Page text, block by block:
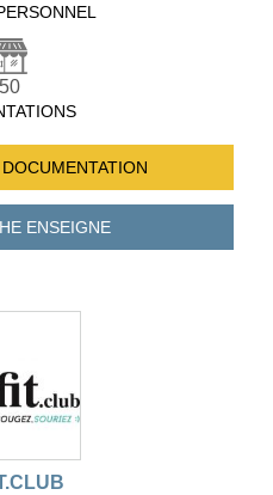
50
DOCUMENTATION
ENSEIGNE